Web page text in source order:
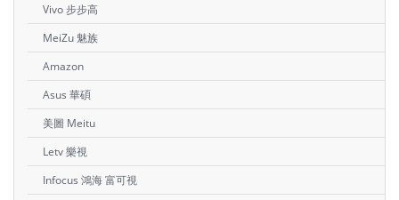
Vivo 步步高
MeiZu 魅族
Amazon
Asus 華碩
美圖 Meitu
Letv 樂視
Infocus 鴻海 富可視